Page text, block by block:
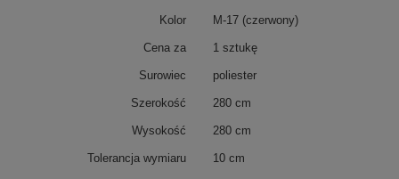
Kolor M-17 (czerwony)
Cena za 1 sztukę
Surowiec poliester
Szerokość 280 cm
Wysokość 280 cm
Tolerancja wymiaru 10 cm